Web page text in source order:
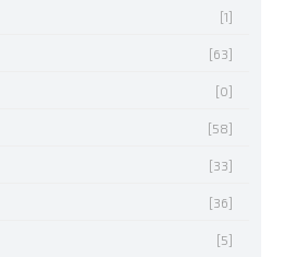
[1]
[63]
[0]
[58]
[33]
[36]
[5]